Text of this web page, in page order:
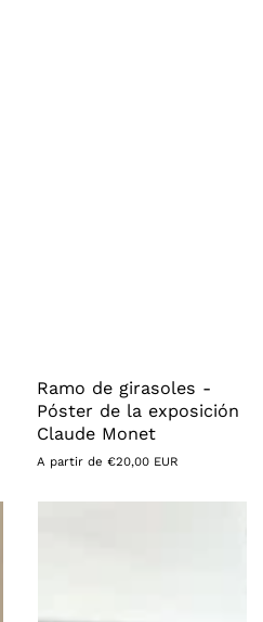
Ramo de girasoles -
Póster de la exposición
Claude Monet
Precio
habitual
A partir de €20,00 EUR